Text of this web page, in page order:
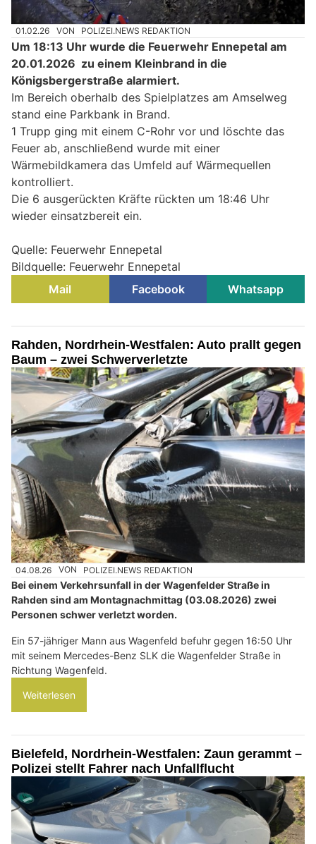
01.02.26 VON POLIZEI.NEWS REDAKTION
Um 18:13 Uhr wurde die Feuerwehr Ennepetal am
20.01.2026 zu einem Kleinbrand in die
Königsbergerstraße alarmiert.
Im Bereich oberhalb des Spielplatzes am Amselweg
stand eine Parkbank in Brand.
1 Trupp ging mit einem C-Rohr vor und löschte das
Feuer ab, anschließend wurde mit einer
Wärmebildkamera das Umfeld auf Wärmequellen
kontrolliert.
Die 6 ausgerückten Kräfte rückten um 18:46 Uhr
wieder einsatzbereit ein.
Quelle: Feuerwehr Ennepetal
Bildquelle: Feuerwehr Ennepetal
Mail
Facebook Whatsapp
Rahden, Nordrhein-Westfalen: Auto prallt gegen
Baum – zwei Schwerverletzte
04.08.26 VON POLIZEI.NEWS REDAKTION
Bei einem Verkehrsunfall in der Wagenfelder Straße in
Rahden sind am Montagnachmittag (03.08.2026) zwei
Personen schwer verletzt worden.
Ein 57-jähriger Mann aus Wagenfeld befuhr gegen 16:50 Uhr
mit seinem Mercedes-Benz SLK die Wagenfelder Straße in
Richtung Wagenfeld.
Weiterlesen
Bielefeld, Nordrhein-Westfalen: Zaun gerammt –
Polizei stellt Fahrer nach Unfallflucht